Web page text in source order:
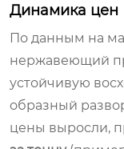
Динамика цен
По данным на
нержавеющий
устойчивую
образный
цены выросли,